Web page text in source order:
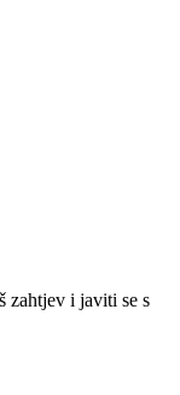
zahtjev i javiti se s